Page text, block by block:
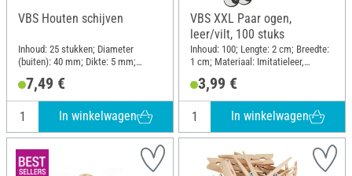
VBS Houten schijven
Inhoud: 25 stukken; Diameter
(buiten): 40 mm; Dikte: 5 mm;
7,49 €
In winkelwagen
VBS XXL Paar ogen,
leer/vilt, 100 stuks
Inhoud: 100; Lengte: 2 cm; Breedte:
1 cm; Materiaal: Imitatieleer,
3,99 €
In winkelwagen